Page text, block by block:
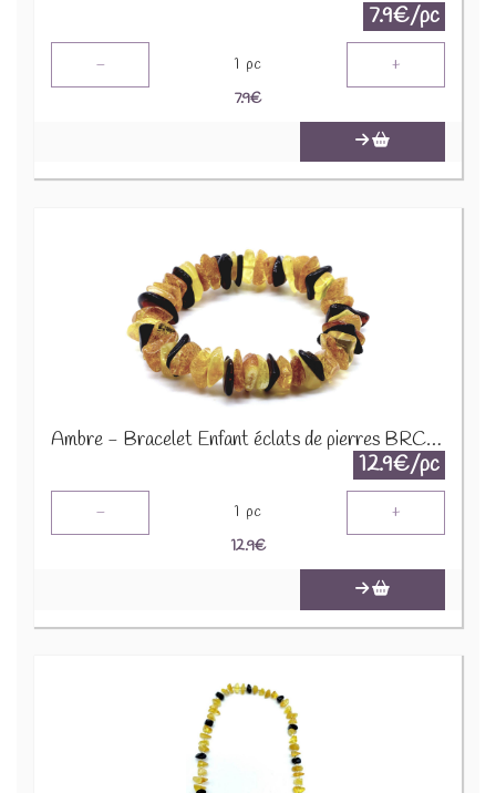
7.9€/pc
- 1 pc +
7.9€
Ambre - Bracelet Enfant éclats de pierres BRC-AMBK
12.9€/pc
- 1 pc +
12.9€